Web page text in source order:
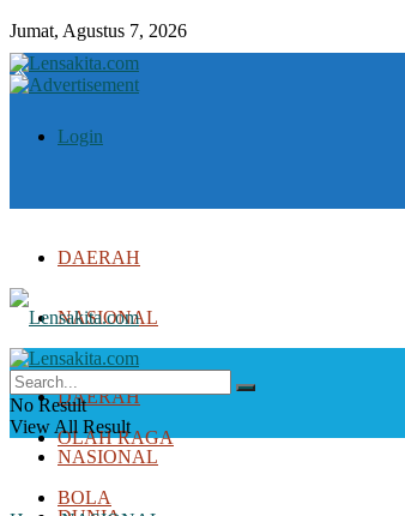
Jumat, Agustus 7, 2026
Login
DAERAH
NASIONAL
DUNIA
OLAH RAGA
BOLA
DAERAH
NASIONAL
No Result
View All Result